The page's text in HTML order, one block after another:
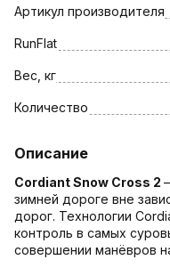
Артикул производителя
RunFlat
Вес, кг
Количество
Описание
Cordiant Snow Cross 2
зимней дороге вне
дорог. Технологии
контроль в самых
совершении манёвров